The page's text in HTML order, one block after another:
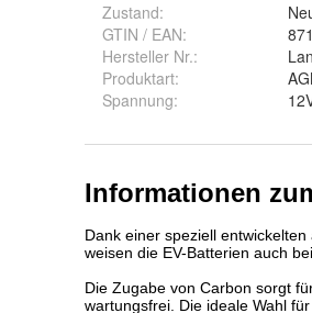
Zustand:
GTIN / EAN:
Hersteller Nr.:
Produktart:
Spannung: